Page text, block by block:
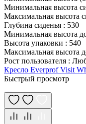
Минимальная высота
Максимальная высота
Глубина сиденья : 530
Минимальная высота
Высота упаковки : 540
Максимальная высота
Рост пользователя :
Кресло Everprof Visit
Быстрый просмотр